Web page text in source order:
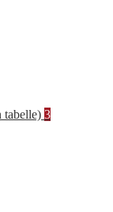
tabelle) 3